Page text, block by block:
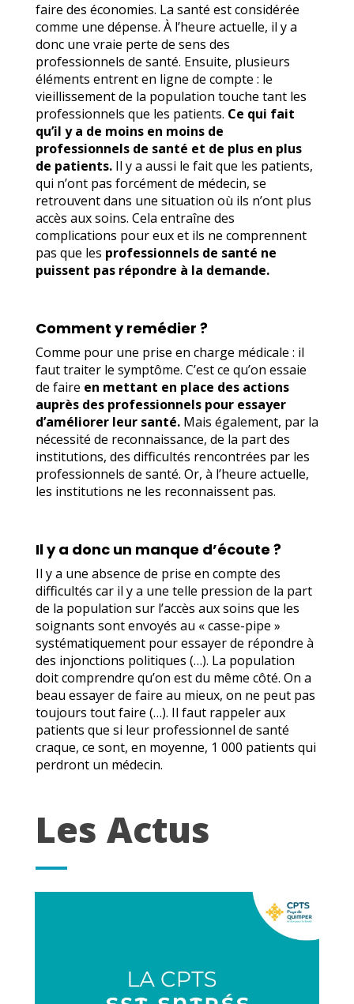
faire des économies. La santé est considérée
comme une dépense. À l’heure actuelle, il y a
donc une vraie perte de sens des
professionnels de santé. Ensuite, plusieurs
éléments entrent en ligne de compte : le
vieillissement de la population touche tant les
professionnels que les patients. Ce qui fait
qu’il y a de moins en moins de
professionnels de santé et de plus en plus
de patients.Il y a aussi le fait que les patients,
qui n’ont pas forcément de médecin, se
retrouvent dans une situation où ils n’ont plus
accès aux soins. Cela entraîne des
complications pour eux et ils ne comprennent
pas que les professionnels de santé ne
puissent pas répondre à la demande.
Comment y remédier ?
Comme pour une prise en charge médicale : il
faut traiter le symptôme. C’est ce qu’on essaie
de faire en mettant en place des actions
auprès des professionnels pour essayer
d’améliorer leur santé.Mais également, par la
nécessité de reconnaissance, de la part des
institutions, des difficultés rencontrées par les
professionnels de santé. Or, à l’heure actuelle,
les institutions ne les reconnaissent pas.
Il y a donc un manque d’écoute ?
Il y a une absence de prise en compte des
difficultés car il y a une telle pression de la part
de la population sur l’accès aux soins que les
soignants sont envoyés au « casse-pipe »
systématiquement pour essayer de répondre à
des injonctions politiques (…). La population
doit comprendre qu’on est du même côté. On a
beau essayer de faire au mieux, on ne peut pas
toujours tout faire (…). Il faut rappeler aux
patients que si leur professionnel de santé
craque, ce sont, en moyenne, 1 000 patients qui
perdront un médecin.
Les Actus